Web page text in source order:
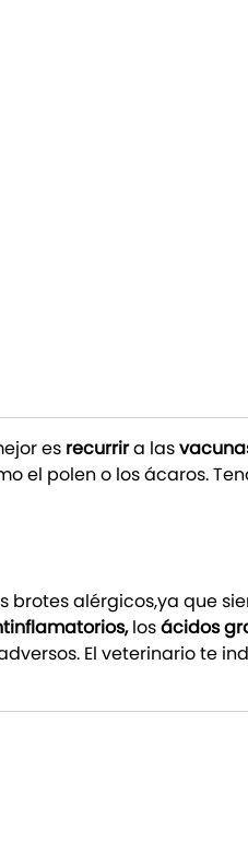
es recurrira las
el polen o los ácaros.
alérgicos,ya que
losácidos
El veterinario te